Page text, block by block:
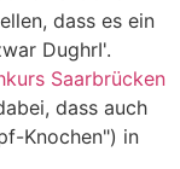
dass es ein
DughrI'.
Saarbrücken
dass auch
Knochen") in